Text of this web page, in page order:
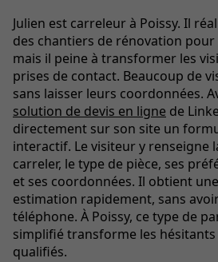
Julien est carreleur à Poissy. Il
des chantiers de rénovation
mais il peine à transformer les
prises de contact. Beaucoup de
sans laisser leurs coordonnées.
solution de devis en ligne de
directement sur son site un
interactif. Le visiteur y renseigne
carreler, le type de pièce, ses
et ses coordonnées. Il obtient
estimation rapidement, sans
téléphone. À Poissy, ce type de
simplifié transforme les
qualifiés.